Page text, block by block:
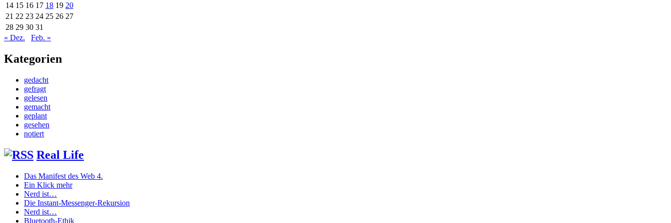
14 15 16 17 18 19 20
21 22 23 24 25 26 27
28 29 30 31
« Dez.
Feb. »
Kategorien
gedacht
gefragt
gelesen
gemacht
geplant
gesehen
notiert
Real Life
Das Manifest des Web 4.
Ein Klick mehr
Nerd ist…
Die Instant-Messenger-Rekursion
Nerd ist…
Bluetooth-Ethik